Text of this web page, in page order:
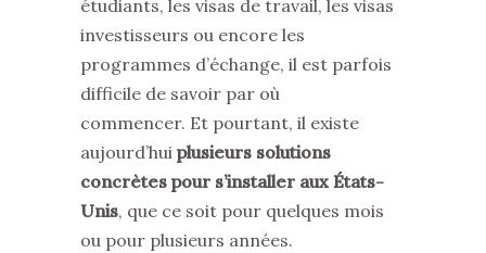
étudiants, les visas de travail, les visas
investisseurs ou encore les
programmes d’échange, il est parfois
difficile de savoir par où
commencer. Et pourtant, il existe
aujourd’hui plusieurs solutions
concrètes pour s’installer aux États-
Unis, que ce soit pour quelques mois
ou pour plusieurs années.